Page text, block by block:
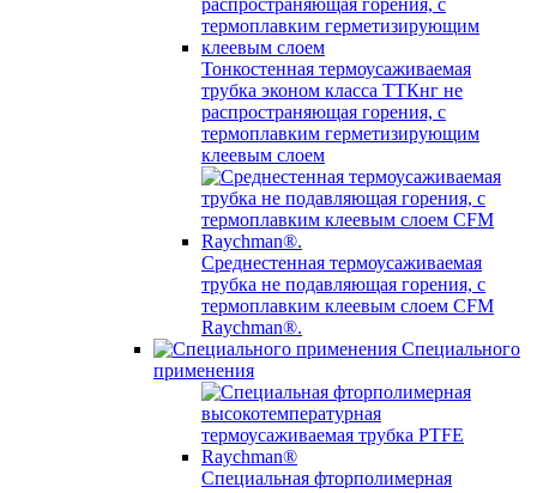
Тонкостенная термоусаживаемая
трубка эконом класса ТТКнг не
распространяющая горения, с
термоплавким герметизирующим
клеевым слоем
Среднестенная термоусаживаемая
трубка не подавляющая горения, с
термоплавким клеевым слоем CFM
Raychman®.
Специального
применения
Специальная фторполимерная